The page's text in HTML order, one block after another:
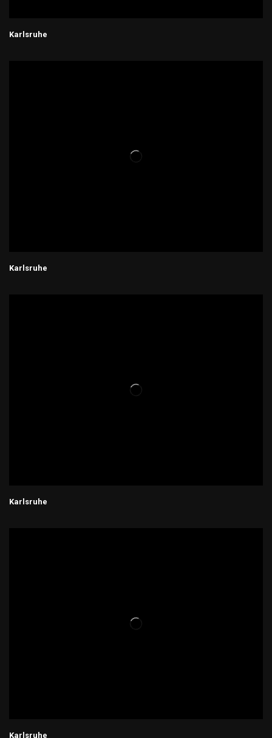
Karlsruhe
Karlsruhe
Karlsruhe
Karlsruhe